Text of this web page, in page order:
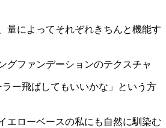
量によってそれぞれきちんと機能す
ー飛ばしてもいいかな」という方
エローベースの私にも自然に馴染む